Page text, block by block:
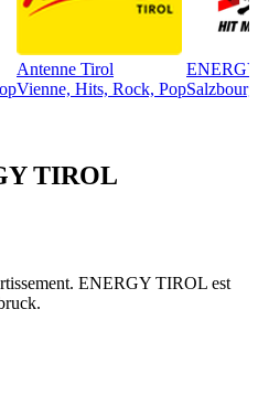
Antenne Tirol
Vienne, Hits, Rock, Pop
TIROL
ENERGY TIROL est